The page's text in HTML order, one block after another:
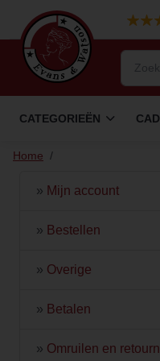
CATEGORIEËN
Home /
» Mijn account
» Bestellen
» Overige
» Betalen
» Omruilen en